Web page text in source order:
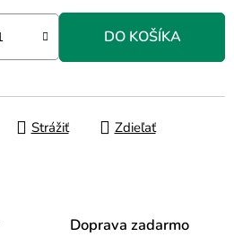
DO KOŠÍKA
Strážiť Zdieľať
Doprava zadarmo